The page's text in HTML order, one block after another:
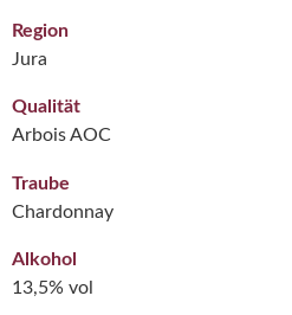
Region
Jura
Qualität
Arbois AOC
Traube
Chardonnay
Alkohol
13,5% vol